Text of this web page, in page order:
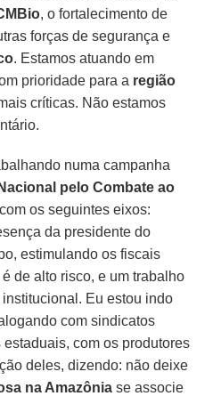
, o fortalecimento de
forças de segurança e
. Estamos atuando em
prioridade para a região
críticas. Não estamos
numa campanha
pelo Combate ao
os seguintes eixos:
da presidente do
estimulando os fiscais
de alto risco, e um trabalho
Eu estou indo
com sindicatos
com os produtores
deles, dizendo: não deixe
na Amazônia se associe